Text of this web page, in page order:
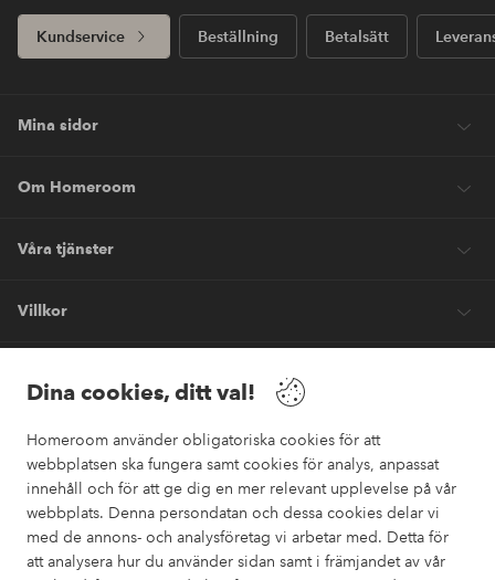
Dina cookies, ditt val!
Homeroom använder obligatoriska cookies för att
webbplatsen ska fungera samt cookies för analys, anpassat
innehåll och för att ge dig en mer relevant upplevelse på vår
webbplats. Denna persondatan och dessa cookies delar vi
med de annons- och analysföretag vi arbetar med. Detta för
att analysera hur du använder sidan samt i främjandet av vår
Kundservice Beställning Betalsätt
Mina sidor
Om Homeroom
Våra tjänster
Villkor
Säkra betalningar
Vill du veta mer om våra betalalternativ ?